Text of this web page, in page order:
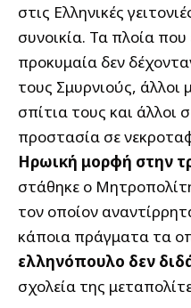
στις Ελληνικές
συνοικία. Τα πλοία
προκυμαία δεν
τους Σμυρνιούς, άλλοι
σπίτια τους και άλλοι
προστασία σε
Ηρωική μορφή στην
στάθηκε ο
τον οποίον
κάποια πράγματα τα
ελληνόπουλο δεν
σχολεία της